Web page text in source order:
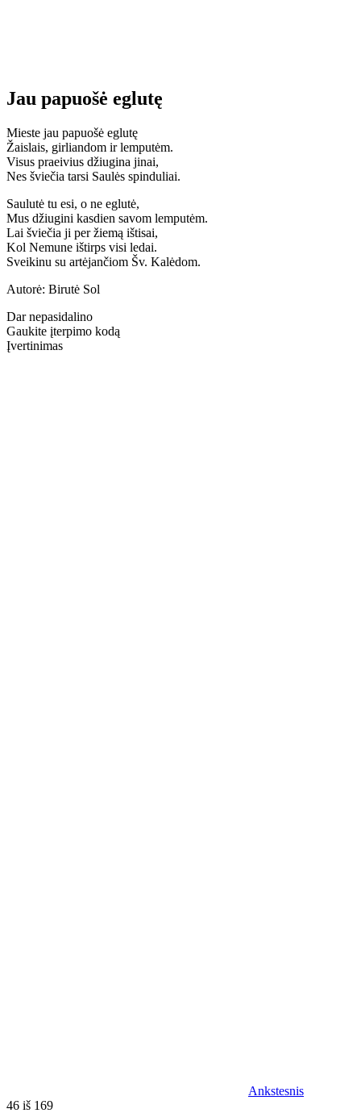
Jau papuošė eglutę
Mieste jau papuošė eglutę
Žaislais, girliandom ir lemputėm.
Visus praeivius džiugina jinai,
Nes šviečia tarsi Saulės spinduliai.
Saulutė tu esi, o ne eglutė,
Mus džiugini kasdien savom lemputėm.
Lai šviečia ji per žiemą ištisai,
Kol Nemune ištirps visi ledai.
Sveikinu su artėjančiom Šv. Kalėdom.
Autorė: Birutė Sol
Dar nepasidalino
Gaukite įterpimo kodą
Įvertinimas
Ankstesnis
46 iš 169